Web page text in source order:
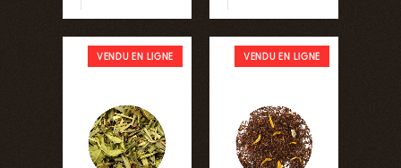
VENDU EN LIGNE VENDU EN LIGNE